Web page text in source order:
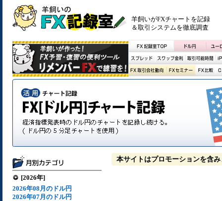
羊飼いがFXチャートを記録
＆取引システムを徹底調査
[2026年]
2026年08月のドル円
2026年07月のドル円
本サイトはプロモーションを含み